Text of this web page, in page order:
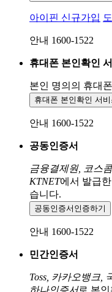
아이핀 신규가입
안내 1600-1522
휴대폰 본인확인
본인 명의의 휴대
휴대폰 본인확인 서비
안내 1600-1522
공동인증서
금융결제원, 코스
KTNET에서 발급
습니다.
공동인증서 인증하기
안내 1600-1522
민간인증서
Toss, 카카오뱅크,